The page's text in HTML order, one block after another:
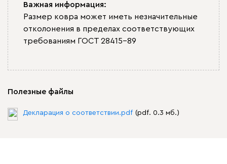
Важная информация:
Размер ковра может иметь незначительные
отколонения в пределах соответствующих
требованиям ГОСТ 28415-89
Полезные файлы
Декларация о соответствии.pdf (pdf. 0.3 мб.)